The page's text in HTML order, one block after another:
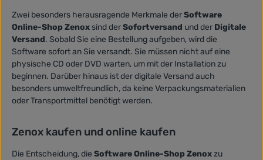
Zwei besonders herausragende Merkmale derSoftware
Online-Shop Zenoxsind derSofortversand und der Digitale
Versand. Sobald Sie eine Bestellung aufgeben, wird die
Software sofort an Sie versandt. Sie müssen nicht auf eine
physische CD oder DVD warten, um mit der Installation zu
beginnen. Darüber hinaus ist der digitale Versand auch
besonders umweltfreundlich, da keine Verpackungsmaterialien
oder Transportmittel benötigt werden.
Zenox kaufen und online kaufen
Die Entscheidung, die Software Online-Shop Zenoxzu